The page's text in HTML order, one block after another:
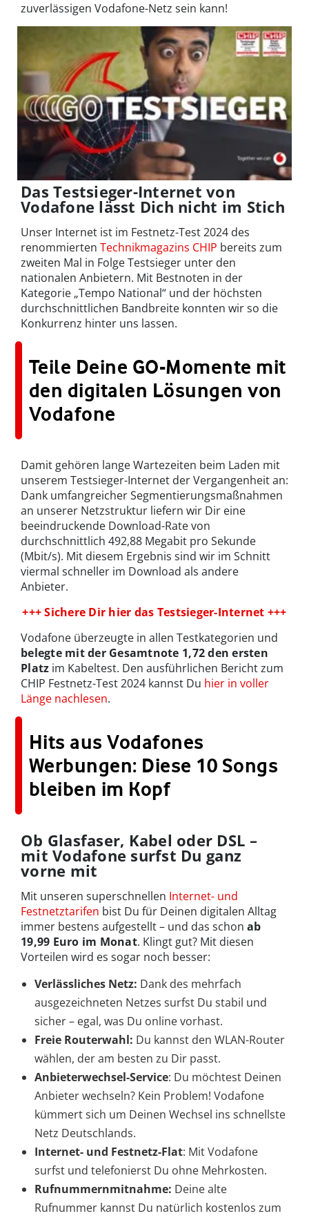
zuverlässigen Vodafone-Netz sein kann!
Das Testsieger-Internet von
Vodafone lässt Dich nicht im Stich
Unser Internet ist im Festnetz-Test 2024 des
renommierten Technikmagazins CHIP bereits zum
zweiten Mal in Folge Testsieger unter den
nationalen Anbietern. Mit Bestnoten in der
Kategorie „Tempo National“ und der höchsten
durchschnittlichen Bandbreite konnten wir so die
Konkurrenz hinter uns lassen.
Teile Deine GO-Momente mit
den digitalen Lösungen von
Vodafone
Damit gehören lange Wartezeiten beim Laden mit
unserem Testsieger-Internet der Vergangenheit an:
Dank umfangreicher Segmentierungsmaßnahmen
an unserer Netzstruktur liefern wir Dir eine
beeindruckende Download-Rate von
durchschnittlich 492,88 Megabit pro Sekunde
(Mbit/s). Mit diesem Ergebnis sind wir im Schnitt
viermal schneller im Download als andere
Anbieter.
+++ Sichere Dir hier das Testsieger-Internet +++
Vodafone überzeugte in allen Testkategorien und
belegte mit der Gesamtnote 1,72 den ersten
Platz im Kabeltest. Den ausführlichen Bericht zum
CHIP Festnetz-Test 2024 kannst Du hier in voller
Länge nachlesen.
Hits aus Vodafones
Werbungen: Diese 10 Songs
bleiben im Kopf
Ob Glasfaser, Kabel oder DSL –
mit Vodafone surfst Du ganz
vorne mit
Mit unseren superschnellen Internet- und
Festnetztarifen bist Du für Deinen digitalen Alltag
immer bestens aufgestellt – und das schon ab
19,99 Euro im Monat. Klingt gut? Mit diesen
Vorteilen wird es sogar noch besser:
Verlässliches Netz: Dank des mehrfach
ausgezeichneten Netzes surfst Du stabil und
sicher – egal, was Du online vorhast.
Freie Routerwahl: Du kannst den WLAN-Router
wählen, der am besten zu Dir passt.
Anbieterwechsel-Service: Du möchtest Deinen
Anbieter wechseln? Kein Problem! Vodafone
kümmert sich um Deinen Wechsel ins schnellste
Netz Deutschlands.
Internet- und Festnetz-Flat: Mit Vodafone
surfst und telefonierst Du ohne Mehrkosten.
Rufnummernmitnahme: Deine alte
Rufnummer kannst Du natürlich kostenlos zum